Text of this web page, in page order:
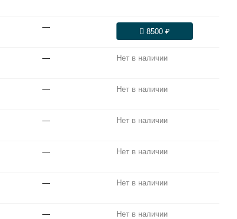
—
8500 ₽
— Нет в наличии
— Нет в наличии
— Нет в наличии
— Нет в наличии
— Нет в наличии
— Нет в наличии